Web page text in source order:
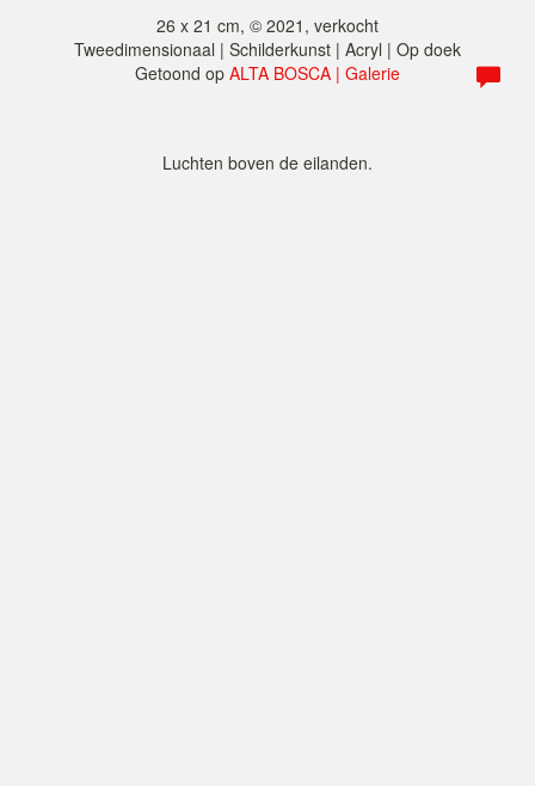
26 x 21 cm, © 2021, verkocht
Tweedimensionaal | Schilderkunst | Acryl | Op doek
Getoond op ALTA BOSCA | Galerie
Luchten boven de eilanden.